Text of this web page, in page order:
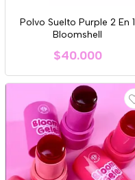
Polvo Suelto Purple 2 En 1
Bloomshell
$40.000